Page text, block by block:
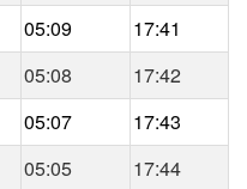
05:09
17:41
05:08
17:42
05:07
17:43
05:05
17:44